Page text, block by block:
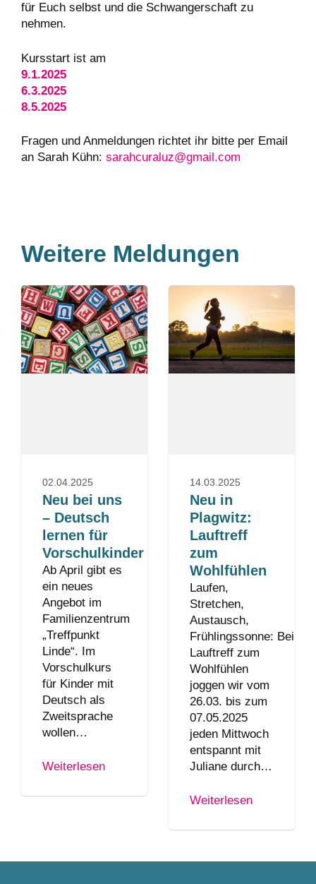
für Euch selbst und die Schwangerschaft zu
nehmen.
Kursstart ist am
9.1.2025
6.3.2025
8.5.2025
Fragen und Anmeldungen richtet ihr bitte per Email
an Sarah Kühn: sarahcuraluz@gmail.com
Weitere Meldungen
02.04.2025
Neu bei uns
– Deutsch
lernen für
Vorschulkinder
Ab April gibt es
ein neues
Angebot im
Familienzentrum
„Treffpunkt
Linde“. Im
Vorschulkurs
für Kinder mit
Deutsch als
Zweitsprache
wollen…
Weiterlesen
14.03.2025
Neu in
Plagwitz:
Lauftreff
zum
Wohlfühlen
Laufen,
Stretchen,
Austausch,
Frühlingssonne: Beim
Lauftreff zum
Wohlfühlen
joggen wir vom
26.03. bis zum
07.05.2025
jeden Mittwoch
entspannt mit
Juliane durch…
Weiterlesen